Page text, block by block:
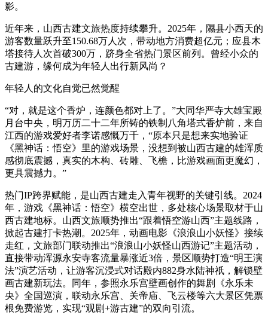
影。
近年来，山西古建文旅热度持续攀升。2025年，隰县小西天的
游客数量跃升至150.68万人次，带动地方消费超亿元；应县木
塔接待人次首破300万，跻身全省热门景区前列。曾经小众的
古建游，缘何成为年轻人出行新风尚？
年轻人的文化自觉已然觉醒
“对，就是这个香炉，连颜色都对上了。”大同华严寺大雄宝殿
月台中央，明万历二十二年所铸的铁制八角塔式香炉前，来自
江西的游戏爱好者李诺感慨万千，“原本只是想来实地验证
《黑神话：悟空》里的游戏场景，没想到被山西古建的雄浑质
感彻底震撼，真实的木构、砖雕、飞檐，比游戏画面更魔幻，
更具震撼力。”
热门IP跨界赋能，是山西古建走入青年视野的关键引线。2024
年，游戏《黑神话：悟空》横空出世，多处核心场景取材于山
西古建地标。山西文旅顺势推出“跟着悟空游山西”主题线路，
掀起古建打卡热潮。2025年，动画电影《浪浪山小妖怪》接续
走红，文旅部门联动推出“浪浪山小妖怪山西游记”主题活动，
直接带动浑源永安寺客流量暴涨近3倍，景区顺势打造“明王演
法”演艺活动，让游客沉浸式对话殿内882身水陆神祇，解锁壁
画古建新玩法。同年，参照永乐宫壁画创作的舞剧《永乐未
央》全国巡演，联动永乐宫、关帝庙、飞云楼等六大景区凭票
根免费游览，实现“观剧+游古建”的双向引流。